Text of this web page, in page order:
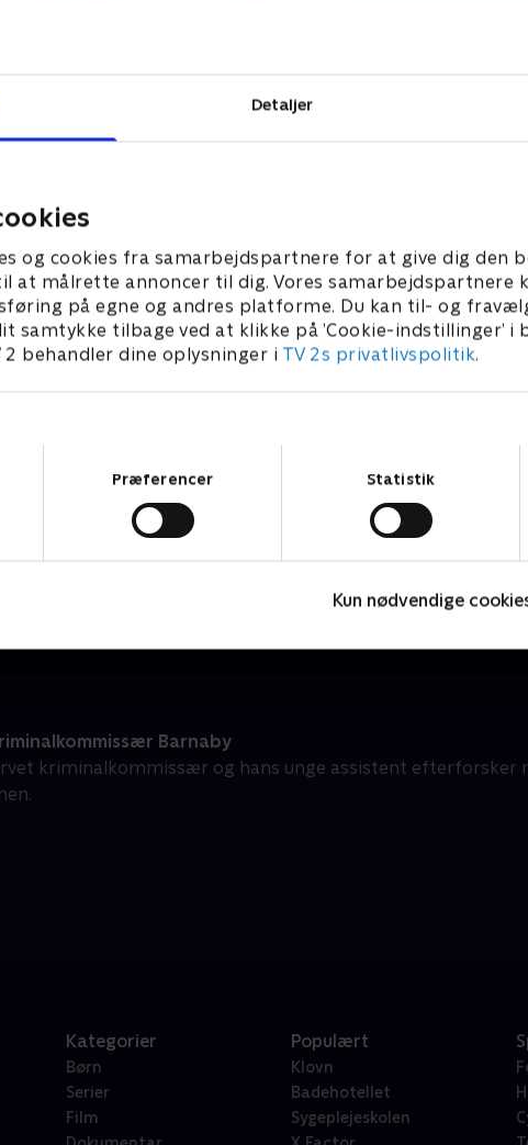
Detaljer
og cookies fra samarbejdspartnere for at give dig den
at målrette annoncer til dig. Vores samarbejdspartnere
på egne og andres platforme. Du kan til- og
samtykke tilbage ved at klikke på ’Cookie-indstillinger’ i
2 behandler dine oplysninger i TV 2s privatlivspolitik.
Præferencer Statistik
Kun nødvendige
bryder ud i Midsomer
amatørkor, da tenoren
Simpson bliver dræbt kort tid
2018 • 92 min
En beboer fra Midsomer
Barnaby
kriminalkommissær og hans unge assistent efterforsker
Kategorier
Børn
Serier
Film
Populært
Klovn
Badehotellet
Sygeplejeskolen